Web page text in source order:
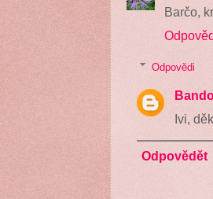
Barčo,
Odpovědi
Ivi,
Odpovědět